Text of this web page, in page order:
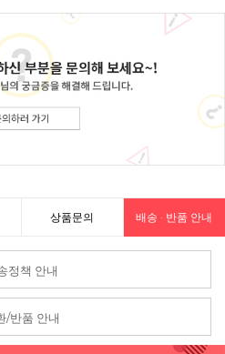
상품문의 배송 · 반품 안내
정책 안내
/반품 안내